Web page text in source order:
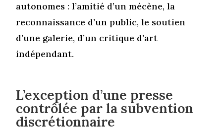
autonomes : l’amitié d’un mécène, la
reconnaissance d’un public, le soutien
d’une galerie, d’un critique d’art
indépendant.
L’exception d’une presse
contrôlée par la subvention
discrétionnaire